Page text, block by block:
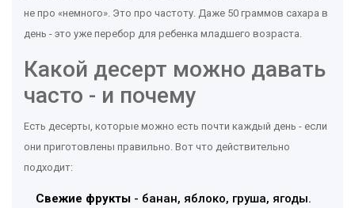
не про «немного». Это про частоту. Даже 50 граммов сахара в
день - это уже перебор для ребенка младшего возраста.
Какой десерт можно давать
часто - и почему
Есть десерты, которые можно есть почти каждый день - если
они приготовлены правильно. Вот что действительно
подходит:
Свежие фрукты - банан, яблоко, груша, ягоды.